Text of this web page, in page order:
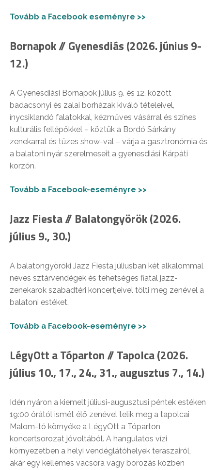
Tovább a Facebook eseményre >>
Bornapok // Gyenesdiás (2026. június 9-
12.)
A Gyenesdiási Bornapok július 9. és 12. között
badacsonyi és zalai borházak kiváló tételeivel,
ínycsiklandó falatokkal, kézműves vásárral és színes
kulturális fellépőkkel – köztük a Bordó Sárkány
zenekarral és tüzes show-val – várja a gasztronómia és
a balatoni nyár szerelmeseit a gyenesdiási Kárpáti
korzón.
Tovább a Facebook-eseményre >>
Jazz Fiesta // Balatongyörök (2026.
július 9., 30.)
A balatongyöröki Jazz Fiesta júliusban két alkalommal
neves sztárvendégek és tehetséges fiatal jazz-
zenekarok szabadtéri koncertjeivel tölti meg zenével a
balatoni estéket.
Tovább a Facebook-eseményre >>
LégyOtt a Tóparton // Tapolca (2026.
július 10., 17., 24., 31., augusztus 7., 14.)
Idén nyáron a kiemelt júliusi-augusztusi péntek estéken
19:00 órától ismét élő zenével telik meg a tapolcai
Malom-tó környéke a LégyOtt a Tóparton
koncertsorozat jóvoltából. A hangulatos vízi
környezetben a helyi vendéglátóhelyek teraszairól,
akár egy kellemes vacsora vagy borozás közben